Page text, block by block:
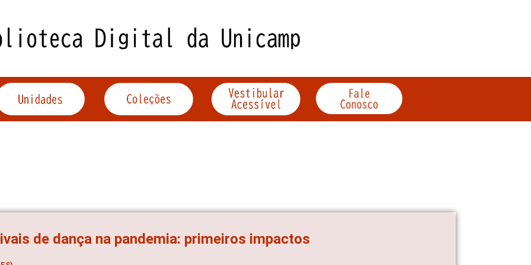
de dança na pandemia: primeiros impactos